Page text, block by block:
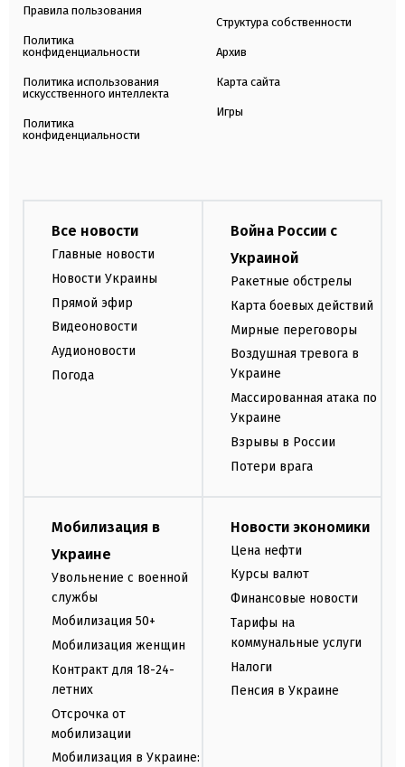
Правила пользования
Политика
конфиденциальности
Политика использования
искусственного интеллекта
Политика
конфиденциальности
Структура собственности
Архив
Карта сайта
Игры
Все новости
Главные новости
Новости Украины
Прямой эфир
Видеоновости
Аудионовости
Погода
Война России с
Украиной
Ракетные обстрелы
Карта боевых действий
Мирные переговоры
Воздушная тревога в
Украине
Массированная атака по
Украине
Взрывы в России
Потери врага
Мобилизация в
Украине
Увольнение с военной
службы
Мобилизация 50+
Мобилизация женщин
Контракт для 18-24-
летних
Отсрочка от
мобилизации
Мобилизация в Украине:
Новости экономики
Цена нефти
Курсы валют
Финансовые новости
Тарифы на
коммунальные услуги
Налоги
Пенсия в Украине